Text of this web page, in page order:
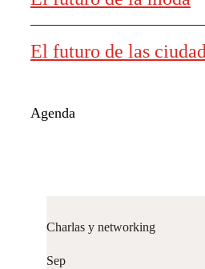
El futuro de las
Agenda
Charlas y networking
Sep